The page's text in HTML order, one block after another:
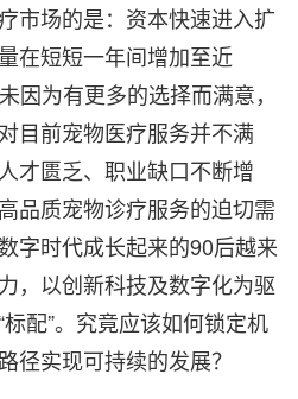
市场的是：资本快速进入扩
在短短一年间增加至近
因为有更多的选择而满意，
目前宠物医疗服务并不满
才匮乏、职业缺口不断增
品质宠物诊疗服务的迫切需
字时代成长起来的90后越来
，以创新科技及数字化为驱
配”。究竟应该如何锁定机
径实现可持续的发展？